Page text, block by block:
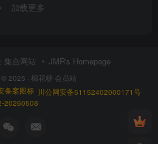
加载更多
集合网站 JMR's Homepage
2025 · 棉花糖 会员站
川公网安备51152402000171号
20260508